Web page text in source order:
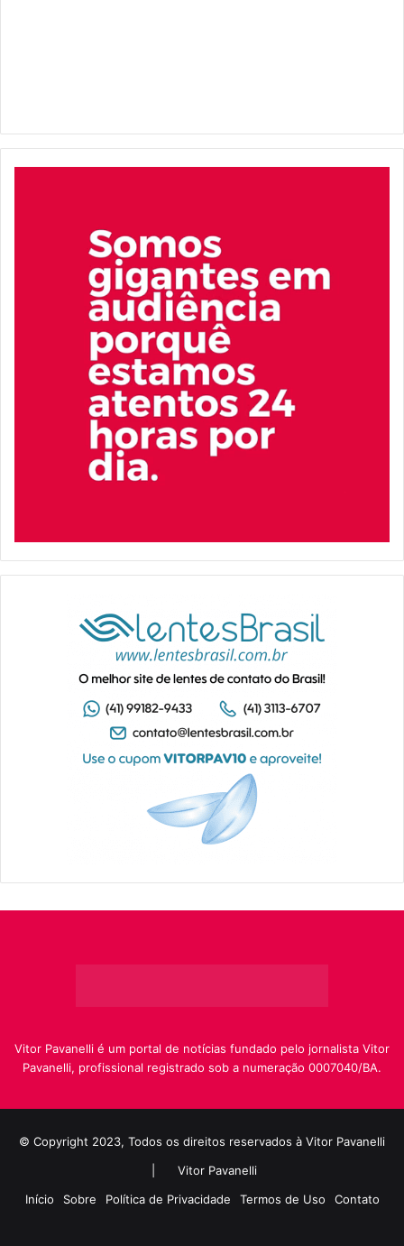
Vitor Pavanelli é um portal de notícias fundado pelo jornalista Vitor
Pavanelli, profissional registrado sob a numeração 0007040/BA.
© Copyright 2023, Todos os direitos reservados à Vitor Pavanelli
Vitor Pavanelli
Início
Sobre Política de Privacidade Termos de Uso Contato